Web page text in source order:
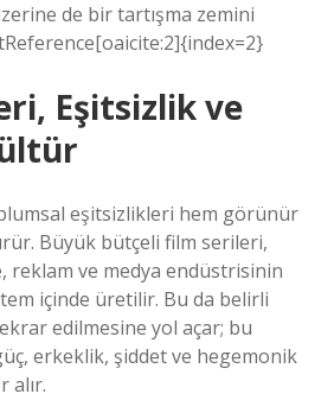
de bir tartışma zemini
Eşitsizlik ve
eşitsizlikleri hem görünür
Büyük bütçeli film serileri,
reklam ve medya endüstrisinin
içinde üretilir. Bu da belirli
edilmesine yol açar; bu
erkeklik, şiddet ve hegemonik
alır.